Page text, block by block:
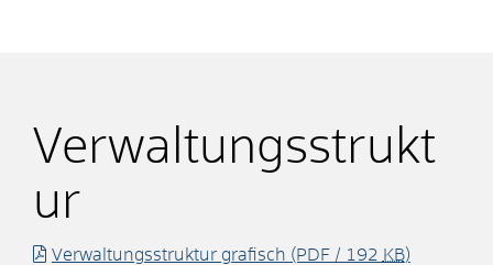
Verwaltungsstrukt
ur
Verwaltungsstruktur grafisch (PDF / 192 KB)